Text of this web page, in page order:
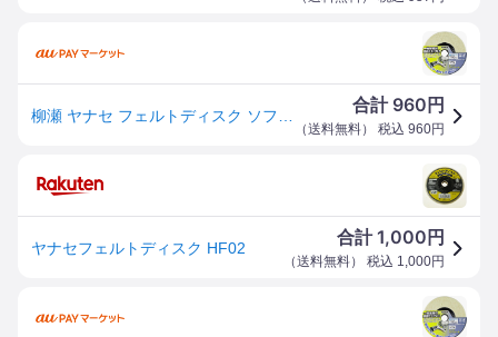
合計 960 円
（送料無料） 税込 960円
ヤナセフェルトディスク HF02
合計1,000 円
（送料無料） 税込 1,000円